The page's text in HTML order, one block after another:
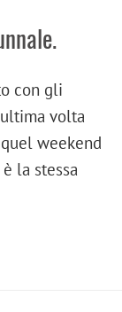
con gli
volta
weekend
la stessa